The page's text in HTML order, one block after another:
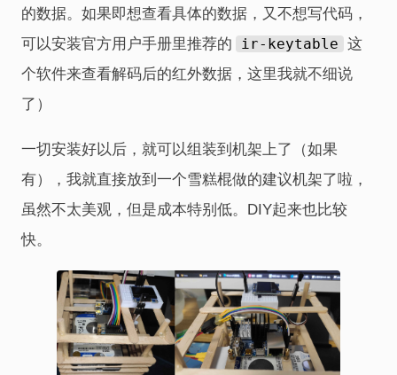
的数据。如果即想查看具体的数据，又不想写代码，
可以安装官方用户手册里推荐的
ir-keytable 这
个软件来查看解码后的红外数据，这里我就不细说
了）
一切安装好以后，就可以组装到机架上了（如果
有），我就直接放到一个雪糕棍做的建议机架了啦，
虽然不太美观，但是成本特别低。DIY起来也比较
快。